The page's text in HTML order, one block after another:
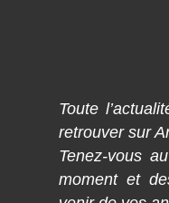
Toute
retrouver sur
Tenez-vous
moment et